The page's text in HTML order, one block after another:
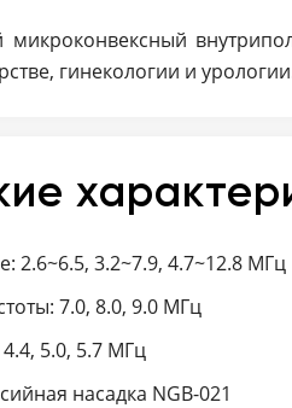
гинекологии и
2.6~6.5, 3.2~7.9, 4.7~12.8 МГц
7.0, 8.0, 9.0 МГц
5.0, 5.7 МГц
насадка NGB-021